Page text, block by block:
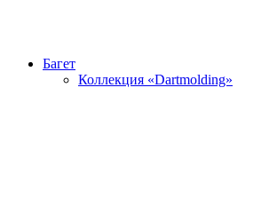
Багет
Коллекция «Dartmolding»